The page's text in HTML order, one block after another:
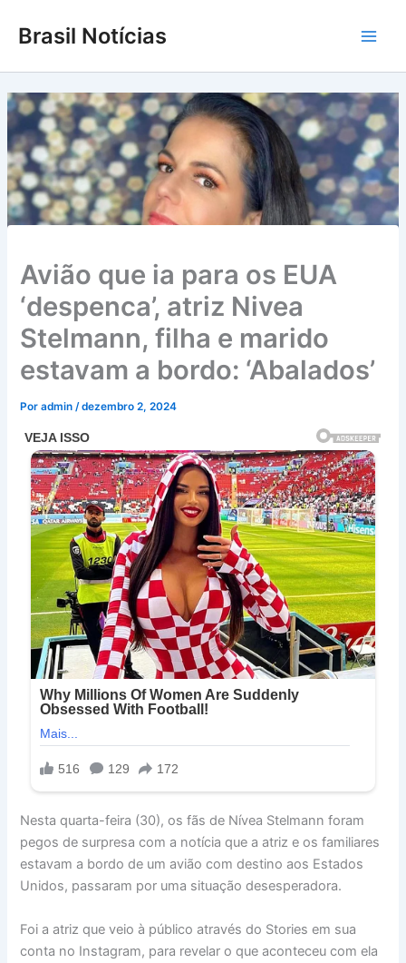
para
conteúdo
Brasil Notícias
Avião que ia para os EUA
‘despenca’, atriz Nivea
Stelmann, filha e marido
estavam a bordo: ‘Abalados’
Poradmin/dezembro 2, 2024
Nesta quarta-feira (30), os fãs de Nívea Stelmann foram
pegos de surpresa com a notícia que a atriz e os familiares
estavam a bordo de um avião com destino aos Estados
Unidos, passaram por uma situação desesperadora.
Foi a atriz que veio à público através do Stories em sua
conta no Instagram, para revelar o que aconteceu com ela